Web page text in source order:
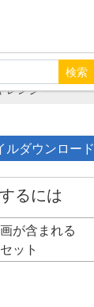
検索
レンジ～
ルダウンロード
るには
が含まれる
セット